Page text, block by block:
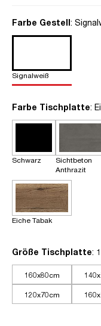
Farbe Gestell:
Signalweiß
Farbe Tischplatte:
Schwarz
Sichtbeton
Anthrazit
Eiche Tabak
Größe Tischplatte:
160x80cm
120x70cm